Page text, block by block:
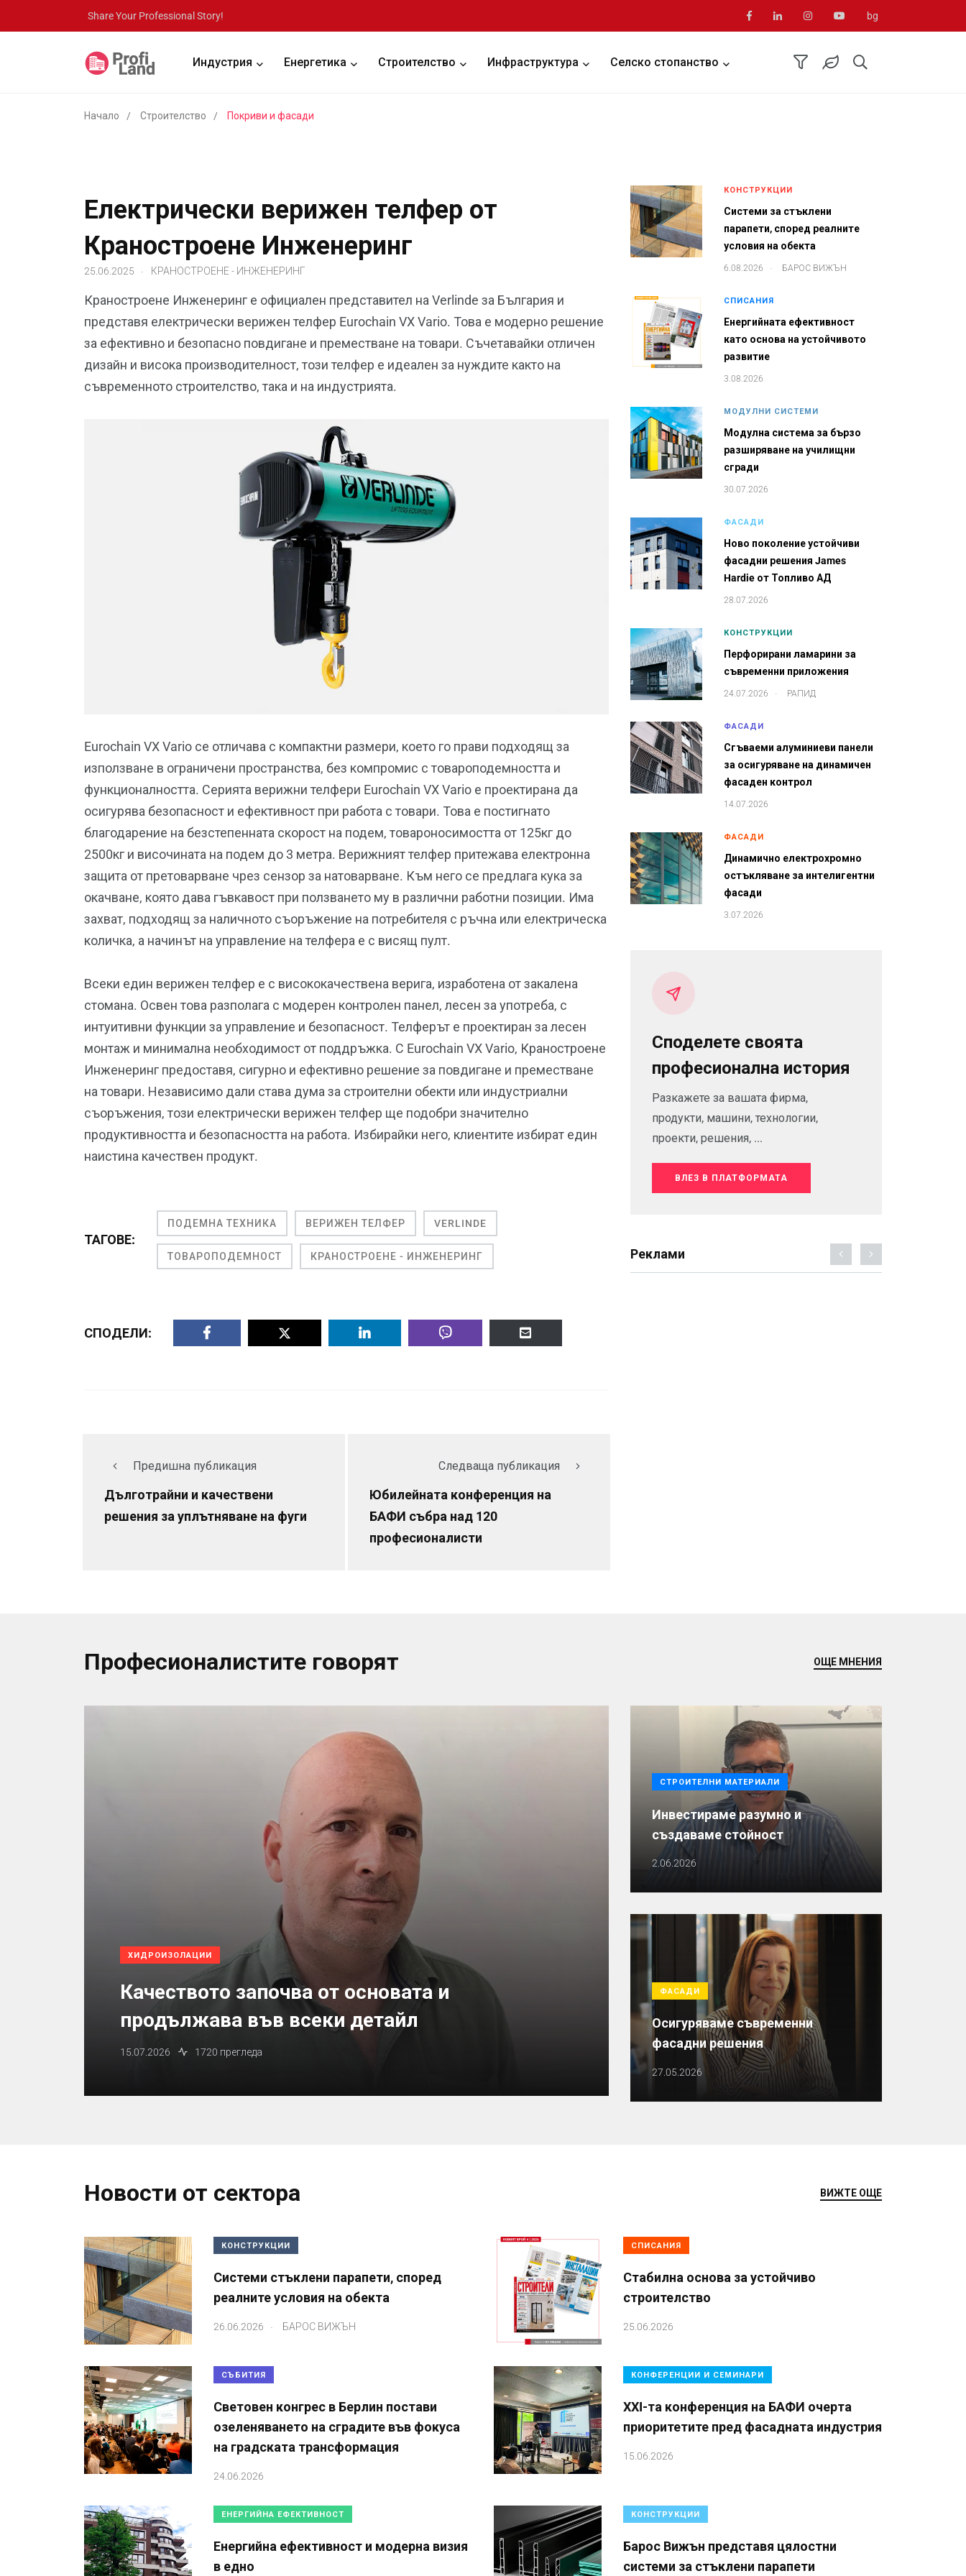
Share Your Professional Story! bg
Индустрия Енергетика Строителство Инфраструктура Селско стопанство
Начало Строителство Покриви и фасади
Електрически верижен телфер от
Краностроене Инженеринг
25.06.2025 КРАНОСТРОЕНЕ - ИНЖЕНЕРИНГ
Краностроене Инженеринг е официален представител на Verlinde за България и
представя електрически верижен телфер Eurochain VX Vario. Това е модерно решение
за ефективно и безопасно повдигане и преместване на товари. Съчетавайки отличен
дизайн и висока производителност, този телфер е идеален за нуждите както на
съвременното строителство, така и на индустрията.
Eurochain VX Vario се отличава с компактни размери, което го прави подходящ за
използване в ограничени пространства, без компромис с товароподемността и
функционалността. Серията верижни телфери Eurochain VX Vario е проектирана да
осигурява безопасност и ефективност при работа с товари. Това е постигнато
благодарение на безстепенната скорост на подем, товароносимостта от 125кг до
2500кг и височината на подем до 3 метра. Верижният телфер притежава електронна
защита от претоварване чрез сензор за натоварване. Към него се предлага кука за
окачване, която дава гъвкавост при ползването му в различни работни позиции. Има
захват, подходящ за наличното съоръжение на потребителя с ръчна или електрическа
количка, а начинът на управление на телфера е с висящ пулт.
Всеки един верижен телфер е с висококачествена верига, изработена от закалена
стомана. Освен това разполага с модерен контролен панел, лесен за употреба, с
интуитивни функции за управление и безопасност. Телферът е проектиран за лесен
монтаж и минимална необходимост от поддръжка. С Eurochain VX Vario, Краностроене
Инженеринг предоставя, сигурно и ефективно решение за повдигане и преместване
на товари. Независимо дали става дума за строителни обекти или индустриални
съоръжения, този електрически верижен телфер ще подобри значително
продуктивността и безопасността на работа. Избирайки него, клиентите избират един
наистина качествен продукт.
ТАГОВЕ:
ПОДЕМНА ТЕХНИКА ВЕРИЖЕН ТЕЛФЕР VERLINDE
ТОВАРОПОДЕМНОСТ КРАНОСТРОЕНЕ - ИНЖЕНЕРИНГ
СПОДЕЛИ:
Предишна публикация
Дълготрайни и качествени
решения за уплътняване на фуги
Следваща публикация
Юбилейната конференция на
БАФИ събра над 120
професионалисти
КОНСТРУКЦИИ
Системи за стъклени
парапети, според реалните
условия на обекта
6.08.2026 . БАРОС ВИЖЪН
СПИСАНИЯ
Енергийната ефективност
като основа на устойчивото
развитие
3.08.2026
МОДУЛНИ СИСТЕМИ
Модулна система за бързо
разширяване на училищни
сгради
30.07.2026
ФАСАДИ
Ново поколение устойчиви
фасадни решения James
Hardie от Топливо АД
28.07.2026
КОНСТРУКЦИИ
Перфорирани ламарини за
съвременни приложения
24.07.2026 . РАПИД
ФАСАДИ
Сгъваеми алуминиеви панели
за осигуряване на динамичен
фасаден контрол
14.07.2026
ФАСАДИ
Динамично електрохромно
остъкляване за интелигентни
фасади
3.07.2026
Споделете своята
професионална история
Разкажете за вашата фирма,
продукти, машини, технологии,
проекти, решения, ...
ВЛЕЗ В ПЛАТФОРМАТА
Реклами
Професионалистите говорят ОЩЕ МНЕНИЯ
ХИДРОИЗОЛАЦИИ
Качеството започва от основата и
продължава във всеки детайл
15.07.2026 1720 прегледа
СТРОИТЕЛНИ МАТЕРИАЛИ
Инвестираме разумно и
създаваме стойност
2.06.2026
ФАСАДИ
Осигуряваме съвременни
фасадни решения
27.05.2026
Новости от сектора ВИЖТЕ ОЩЕ
КОНСТРУКЦИИ
Системи стъклени парапети, според
реалните условия на обекта
26.06.2026 БАРОС ВИЖЪН
СПИСАНИЯ
Стабилна основа за устойчиво
строителство
25.06.2026
СЪБИТИЯ
Световен конгрес в Берлин постави
озеленяването на сградите във фокуса
на градската трансформация
24.06.2026
КОНФЕРЕНЦИИ И СЕМИНАРИ
XXI-та конференция на БАФИ очерта
приоритетите пред фасадната индустрия
15.06.2026
ЕНЕРГИЙНА ЕФЕКТИВНОСТ
Енергийна ефективност и модерна визия
в едно
КОНСТРУКЦИИ
Барос Вижън представя цялостни
системи за стъклени парапети